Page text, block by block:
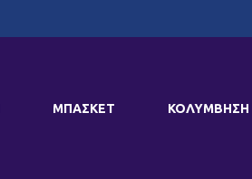
ΜΠΑΣΚΕΤ ΚΟΛΥΜΒΗΣΗ